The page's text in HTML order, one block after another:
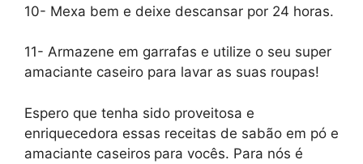
10- Mexa bem e deixe descansar por 24 horas.
11- Armazene em garrafas e utilize o seu super
amaciante caseiro para lavar as suas roupas!
Espero que tenha sido proveitosa e
enriquecedora essas receitas de sabão em pó e
amaciante caseiros para vocês. Para nós é